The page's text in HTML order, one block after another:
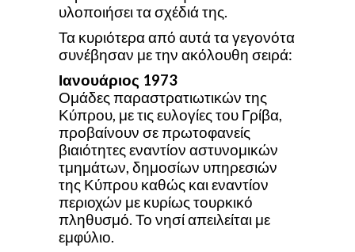
υλοποιήσει τα σχέδιά της.
Τα κυριότερα από αυτά τα γεγονότα
συνέβησαν με την ακόλουθη σειρά:
Ιανουάριος 1973
Ομάδες παραστρατιωτικών της
Κύπρου, με τις ευλογίες του Γρίβα,
προβαίνουν σε πρωτοφανείς
βιαιότητες εναντίον αστυνομικών
τμημάτων, δημοσίων υπηρεσιών
της Κύπρου καθώς και εναντίον
περιοχών με κυρίως τουρκικό
πληθυσμό. Το νησί απειλείται με
εμφύλιο.